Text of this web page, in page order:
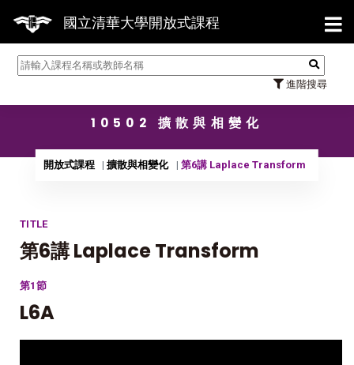
國立清華大學開放式課程
進階搜尋
【7/31】114學年度第
10502 擴散與相變化
開放式課程 擴散與相變化 第6講 Laplace Transform
TITLE
第6講 Laplace Transform
第1節
L6A